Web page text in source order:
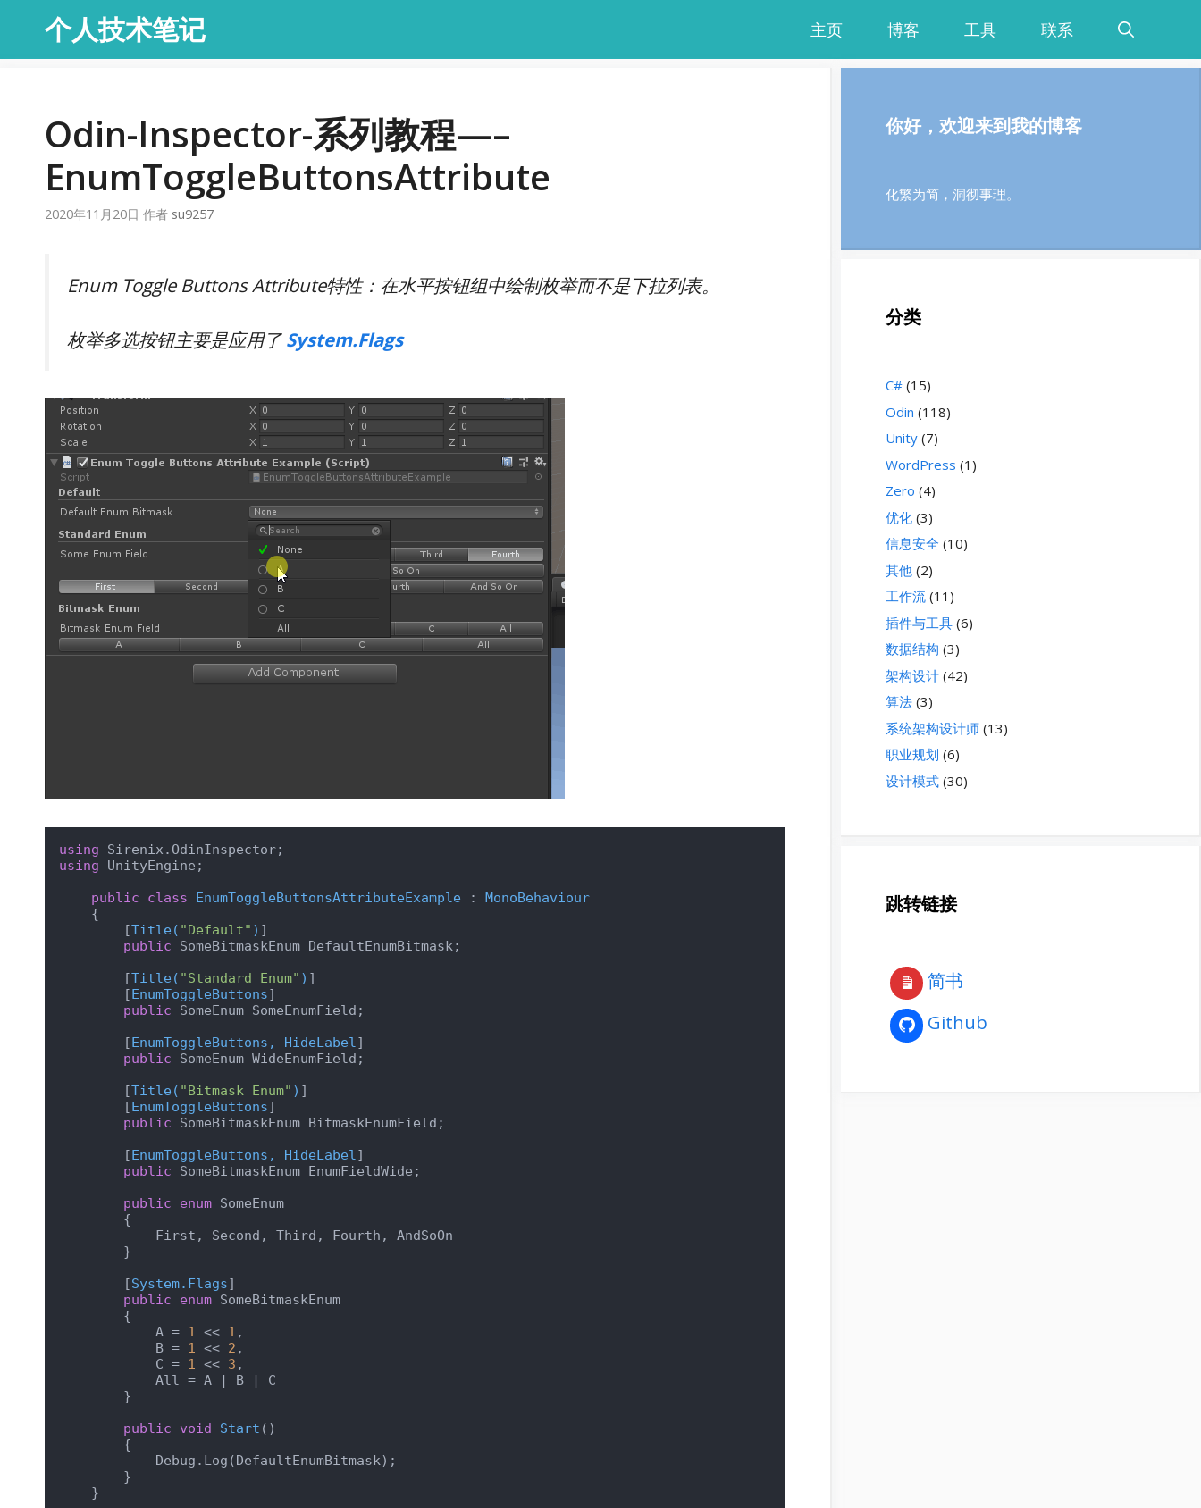
内
个人技术笔记 主页 博客 工具 联系
Odin-Inspector-系列教程—–
EnumToggleButtonsAttribute
2020年11月20日 作者 su9257
Enum Toggle Buttons Attribute特性：在水平按钮组中绘制枚举而不是下拉列表。
枚举多选按钮主要是应用了System.Flags
using
using UnityEngine;
public
class EnumToggleButtonsAttributeExample : MonoBehaviour
    {
        [
Title( "Default" ) ]
public SomeBitmaskEnum DefaultEnumBitmask;
        [
Title( "Standard Enum" ) ]
        [
EnumToggleButtons]
public SomeEnum SomeEnumField;
        [
EnumToggleButtons, HideLabel]
public SomeEnum WideEnumField;
        [
Title( "Bitmask Enum" ) ]
        [
EnumToggleButtons]
public SomeBitmaskEnum BitmaskEnumField;
        [
EnumToggleButtons, HideLabel]
public SomeBitmaskEnum EnumFieldWide;
public
enum SomeEnum
        {
            First, Second, Third, Fourth, AndSoOn
        }
        [
System.Flags]
public
enum SomeBitmaskEnum
        {
            A =
1 << 1 ,
            B =
1 << 2 ,
            C =
1 << 3 ,
            All = A | B | C
        }
public
void Start ( )
        {
            Debug.Log(DefaultEnumBitmask);
        }
    }
你好，欢迎来到我的博客
化繁为简，洞彻事理。
分类
C#(15)
Odin (118)
Unity(7)
WordPress (1)
Zero (4)
优化(3)
信息安全 (10)
其他(2)
工作流(11)
插件与工具(6)
数据结构 (3)
架构设计(42)
算法(3)
系统架构设计师(13)
职业规划 (6)
设计模式(30)
跳转链接
简书
Github